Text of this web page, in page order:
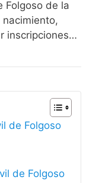
Folgoso de la
inscripciones…
de Folgoso
de Folgoso